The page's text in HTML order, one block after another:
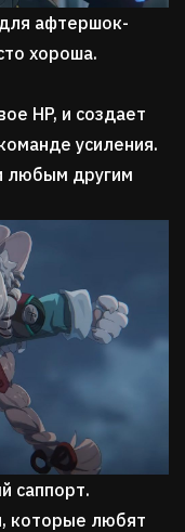
афтершок-
хороша.
HP, и создает
усиления.
любым другим
саппорт.
которые любят